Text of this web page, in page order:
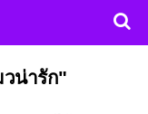
น่ารัก"